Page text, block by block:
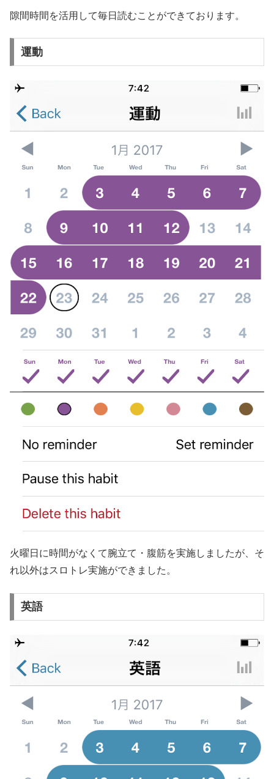
隙間時間を活用して毎日読むことができております。
運動
火曜日に時間がなくて腕立て・腹筋を実施しましたが、そ
れ以外はスロトレ実施ができました。
英語